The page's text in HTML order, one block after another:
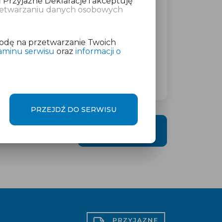
w wysokości
danych osobowych
na przetwarzanie Twoich
serwisu orazinformacji o
PRZEJDŹ DO SERWISU